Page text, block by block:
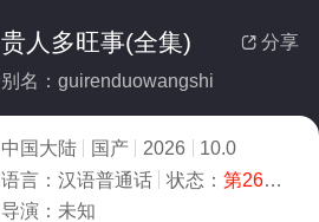
 分享
贵人多旺事(全集)
别名：guirenduowangshi
中国大陆 国产 2026
10.0
语言： 汉语普通话 状态： 第26集已完结
导演： 未知